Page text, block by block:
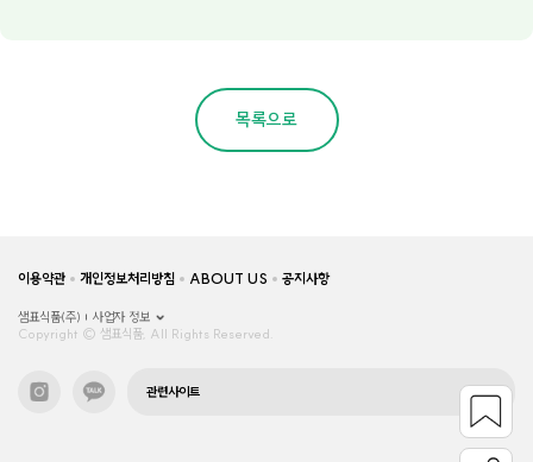
목록으로
이용약관 개인정보처리방침 ABOUT US 공지사항
샘표식품(주)
사업자 정보
Copyright © 샘표식품, All Rights Reserved.
관련사이트